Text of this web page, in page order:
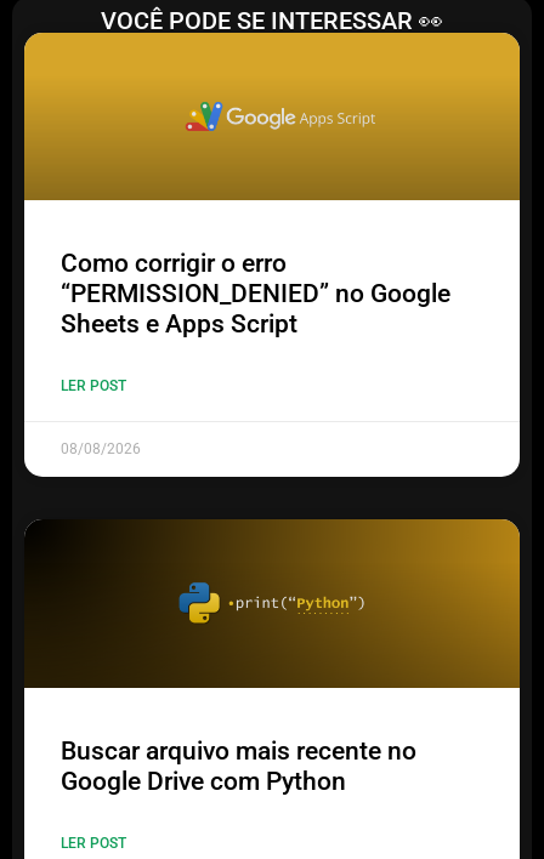
VOCÊ PODE SE INTERESSAR 👀
Como corrigir o erro
“PERMISSION_DENIED” no Google
Sheets e Apps Script
LER POST
08/08/2026
Buscar arquivo mais recente no
Google Drive com Python
LER POST